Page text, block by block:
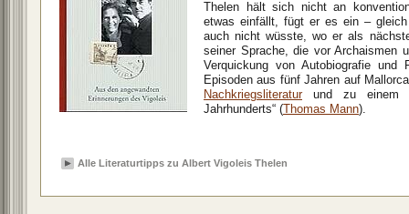
Thelen hält sich nicht an
etwas einfällt, fügt er es ein –
auch nicht wüsste, wo er als
seiner Sprache, die vor Archaismen
Verquickung von Autobiografie
Episoden aus fünf Jahren auf
Nachkriegsliteraturund zu einem
Jahrhunderts“ ( Thomas Mann).
Alle Literaturtipps zu Albert Vigoleis Thelen